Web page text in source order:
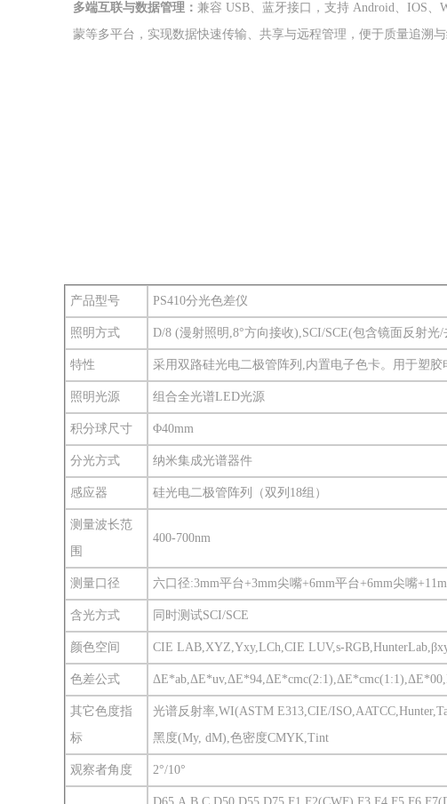
多端互联与数据管理： 兼容 USB、蓝牙接口，支持 Android、IOS、
蒙等多平台，实现数据快速传输、共享与远程管理，便于质量追溯与
产品型号 PS410分光色差仪
照明方式 D/8 (漫射照明,8°方向接收),SCI/SCE(包含镜面反射光
特性 采用双路硅光电二极管阵列,内置电子色卡。用于塑
照明光源 组合全光谱LED光源
积分球尺寸 Φ40mm
分光方式 纳米集成光谱器件
感应器 硅光电二极管阵列（双列18组）
测量波长范
围
400-700nm
测量口径 六口径:3mm平台+3mm尖嘴+6mm平台+6mm尖嘴
含光方式 同时测试SCI/SCE
颜色空间 CIE LAB,XYZ,Yxy,LCh,CIE LUV,s-
色差公式
其它色度指
标
光谱反射率,WI(ASTM E313,CIE/
黑度(My, dM),色密度CMYK,Tint
观察者角度 2°/10°